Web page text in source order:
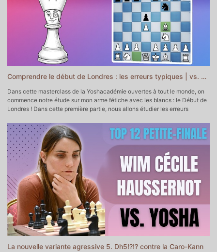
Comprendre le début de Londres : les erreurs typiques | vs. d5 et e6 | Masterclass Yoshacadémie
Dans cette masterclass de la Yoshacadémie ouvertes à tout le monde, on
commence notre étude sur mon arme fétiche avec les blancs : le Début de
Londres ! Dans cette première partie, nous allons étudier les erreurs
▬▬▬▬▬▬▬▬▬▬▬ POUR ALLER PLUS LOIN ▬▬▬▬▬▬▬▬▬▬▬
♔♕Mon Académie d'Echecs
https://yoshacademie.fr/ ♕♔
♘ Soutenir la chaîne sur Tipeee
https://fr.tipeee.com/yosha-echecs
♗Soutenir la chaîne sur Paypal
https://www.paypal.com/donate/?
hosted_button_id=6WTAEDBXAPTLC
♚ Prendre un cours particulier avec moi
https://yoshachess.com/fr/cours-particuliers-echecs-paris-en-ligne/
♛ Me contacter
contact@yoshachess.com
La nouvelle variante agressive 5. Dh5!?!? contre la Caro-Kann